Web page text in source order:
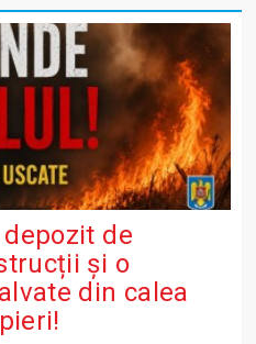
de
și o
din calea